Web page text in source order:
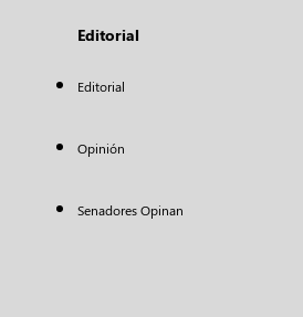
Editorial
Editorial
Opinión
Senadores Opinan